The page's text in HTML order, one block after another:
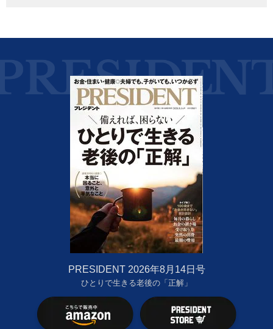
PRESIDENT 2026年8月14日号
ひとりで生きる老後の「正解」